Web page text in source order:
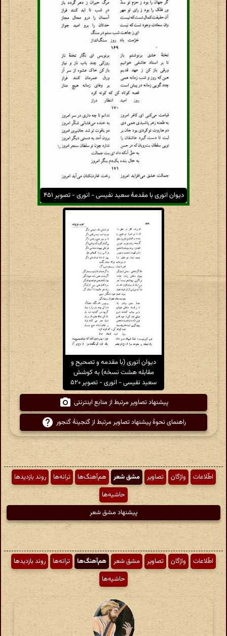
دیوان انوری با مقدمهٔ سعید نفیسی - انوری - تصویر ۴۵۱
دیوان انوری (با مقدمه و تصحیح و
مقابله هشت نسخه) به کوشش
سعید نفیسی - انوری - تصویر ۵۲۰
پیشنهاد تصاویر مرتبط از منابع اینترنتی
راهنمای نحوهٔ پیشنهاد تصاویر مرتبط از گنجینهٔ گنجور
اطّلاعات واژگان تصاویر مشق شعر هم‌آهنگ‌ها ترانه‌ها
روند بازدیدها
حاشیه‌ها
پیشنهاد مشق شعر
اطّلاعات واژگان تصاویر مشق شعر هم‌آهنگ‌ها ترانه‌ها
روند بازدیدها
حاشیه‌ها